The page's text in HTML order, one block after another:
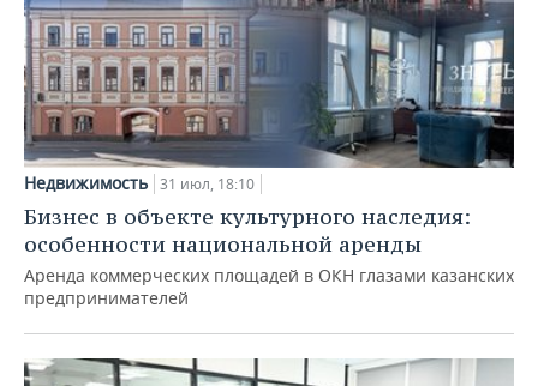
Недвижимость 31 июл, 18:10
Бизнес в объекте культурного наследия:
особенности национальной аренды
Аренда коммерческих площадей в ОКН глазами казанских
предпринимателей